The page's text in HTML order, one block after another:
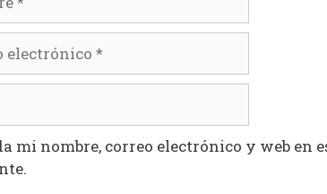
mi nombre, correo electrónico y web en